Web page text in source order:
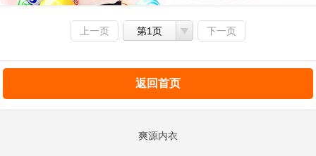
上一页 第1页 下一页
返回首页
爽源内衣